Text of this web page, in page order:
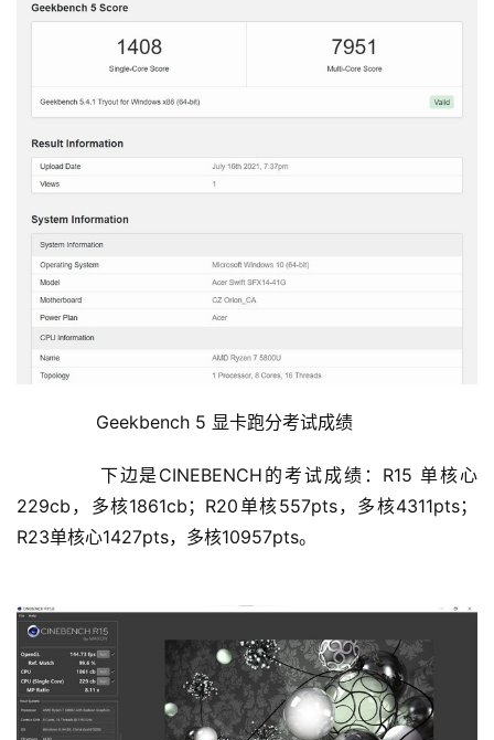
	  Geekbench 5 显卡跑分考试成绩
229cb，多核1861cb；R20单核557pts，多核4311pts；
R23单核心1427pts，多核10957pts。